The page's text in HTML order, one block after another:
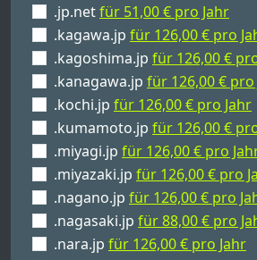
.jp.netfür 51,00 € pro Jahr
.kagawa.jp für 126,00 € pro
.kagoshima.jp für 126,00 €
.kanagawa.jp für 126,00 € pro
.kochi.jp für 126,00 € pro Jahr
.kumamoto.jp für 126,00 €
.miyagi.jp für 126,00 € pro
.miyazaki.jp für 126,00 € pro
.nagano.jp für 126,00 € pro
.nagasaki.jp für 88,00 € pro
.nara.jp für 126,00 € pro Jahr